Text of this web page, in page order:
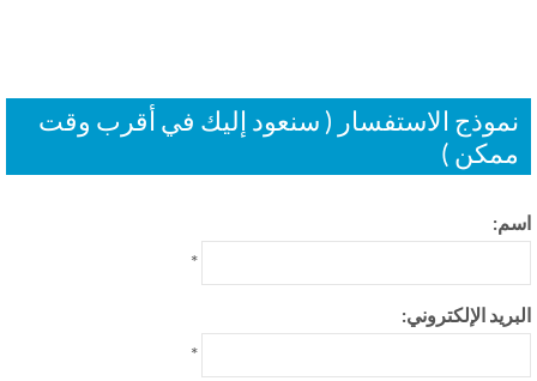
الاستفسار ( سنعود إليك في أقرب وقت
)
الإلكتروني: